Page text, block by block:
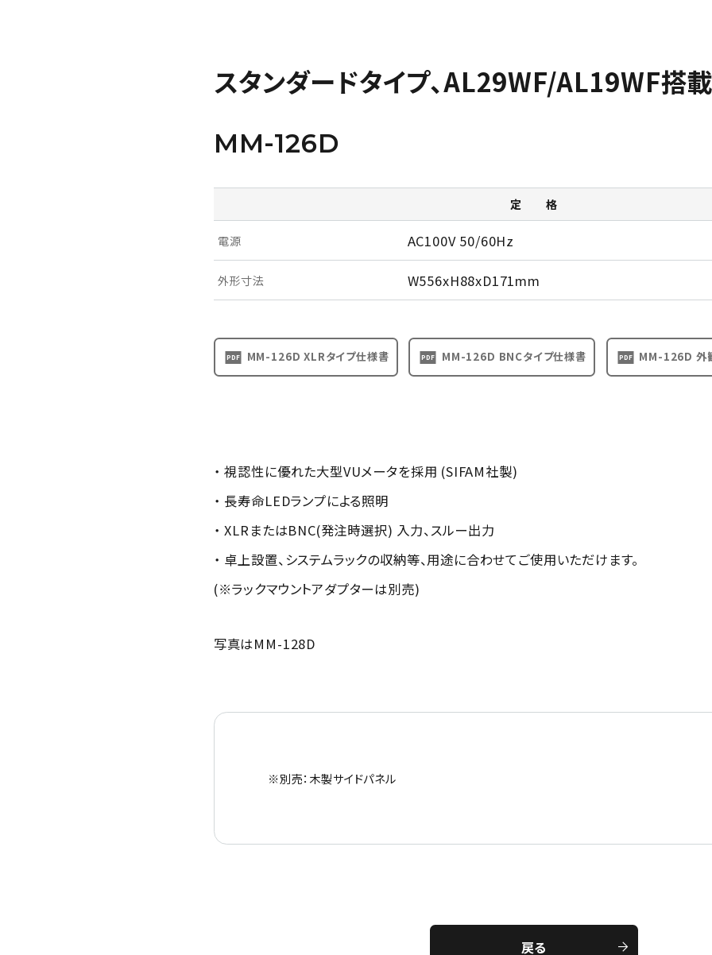
スタンダードタイプ、AL29WF/AL19WF搭
MM-126D
定 格
電源 AC100V 50/60Hz
外形寸法 W556xH88xD171mm
MM-126D XLRタイプ仕様書 MM-126D BNCタイプ仕様書 MM-126D 外
・ 視認性に優れた大型VUメータを採用 (SIFAM社製)
・ 長寿命LEDランプによる照明
・ XLRまたはBNC(発注時選択) 入力、スルー出力
・ 卓上設置、システムラックの収納等、用途に合わせてご使用いただけます。
(※ラックマウントアダプターは別売)
写真はMM-128D
※別売：木製サイドパネル
戻る